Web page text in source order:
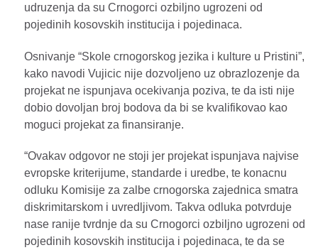
udruzenja da su Crnogorci ozbiljno ugrozeni od
pojedinih kosovskih institucija i pojedinaca.
Osnivanje “Skole crnogorskog jezika i kulture u Pristini”,
kako navodi Vujicic nije dozvoljeno uz obrazlozenje da
projekat ne ispunjava ocekivanja poziva, te da isti nije
dobio dovoljan broj bodova da bi se kvalifikovao kao
moguci projekat za finansiranje.
“Ovakav odgovor ne stoji jer projekat ispunjava najvise
evropske kriterijume, standarde i uredbe, te konacnu
odluku Komisije za zalbe crnogorska zajednica smatra
diskrimitarskom i uvredljivom. Takva odluka potvrduje
nase ranije tvrdnje da su Crnogorci ozbiljno ugrozeni od
pojedinih kosovskih institucija i pojedinaca, te da se